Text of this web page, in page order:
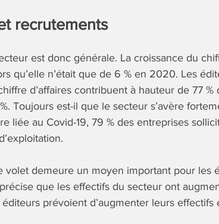
recrutements
est donc générale. La croissance du
qu’elle n’était que de 6 % en 2020. Les
d’affaires contribuent à hauteur de 77 %
Toujours est-il que le secteur s’avère
liée au Covid-19, 79 % des entreprises
volet demeure un moyen important pour les
que les effectifs du secteur ont
éditeurs prévoient d’augmenter leurs